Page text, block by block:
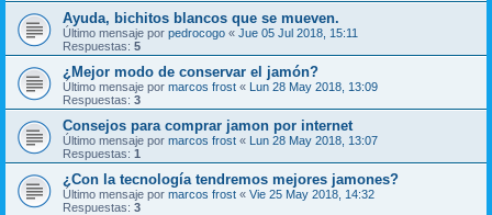
Ayuda, bichitos blancos que se mueven.
Último mensaje por pedrocogo « Jue 05 Jul 2018, 15:11
Respuestas: 5
¿Mejor modo de conservar el jamón?
Último mensaje por marcos frost « Lun 28 May 2018, 13:09
Respuestas: 3
Consejos para comprar jamon por internet
Último mensaje por marcos frost « Lun 28 May 2018, 13:07
Respuestas: 1
¿Con la tecnología tendremos mejores jamones?
Último mensaje por marcos frost « Vie 25 May 2018, 14:32
Respuestas: 3